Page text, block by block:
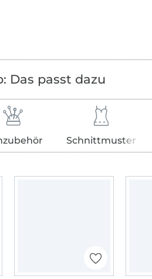
Das passt dazu
Schnittmuster